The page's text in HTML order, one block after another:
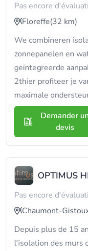
Pas encore
Floreffe(32 km)
We combineren
zonnepanelen en
geïntegreerde
2thier profiteer je
maximale
Demander
devis
OPTIMUS
Pas encore
Chaumont-
Depuis plus de 15
l'isolation des murs